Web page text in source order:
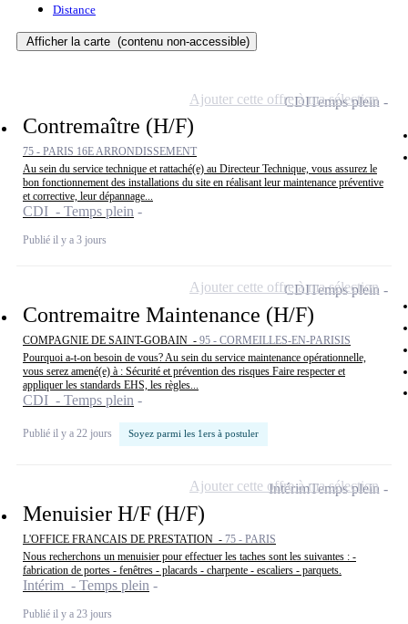
Distance
Afficher la carte (contenu non-accessible)
Contremaître (H/F)
75 - PARIS 16E ARRONDISSEMENT
Au sein du service technique et rattaché(e) au Directeur Technique, vous assurez le
bon fonctionnement des installations du site en réalisant leur maintenance préventive
et corrective, leur dépannage...
CDI - Temps plein
Publié il y a 3 jours
CDITemps plein
Ajouter cette offre à ma sélection
Contremaitre Maintenance (H/F)
COMPAGNIE DE SAINT-GOBAIN - 95 - CORMEILLES-EN-PARISIS
Pourquoi a-t-on besoin de vous? Au sein du service maintenance opérationnelle,
vous serez amené(e) à : Sécurité et prévention des risques Faire respecter et
appliquer les standards EHS, les règles...
CDI - Temps plein
Publié il y a 22 jours Soyez parmi les 1ers à postuler
CDITemps plein
Ajouter cette offre à ma sélection
Menuisier H/F (H/F)
L'OFFICE FRANCAIS DE PRESTATION - 75 - PARIS
Nous recherchons un menuisier pour effectuer les taches sont les suivantes : -
fabrication de portes - fenêtres - placards - charpente - escaliers - parquets.
Intérim - Temps plein
Publié il y a 23 jours
IntérimTemps plein
Ajouter cette offre à ma sélection